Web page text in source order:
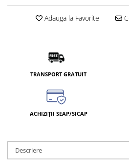
Adauga la Favorite
TRANSPORT GRATUIT
ACHIZIȚII SEAP/SICAP
Descriere